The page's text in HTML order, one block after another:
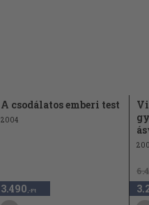
A csodálatos emberi test
2004
3.490 ,-Ft